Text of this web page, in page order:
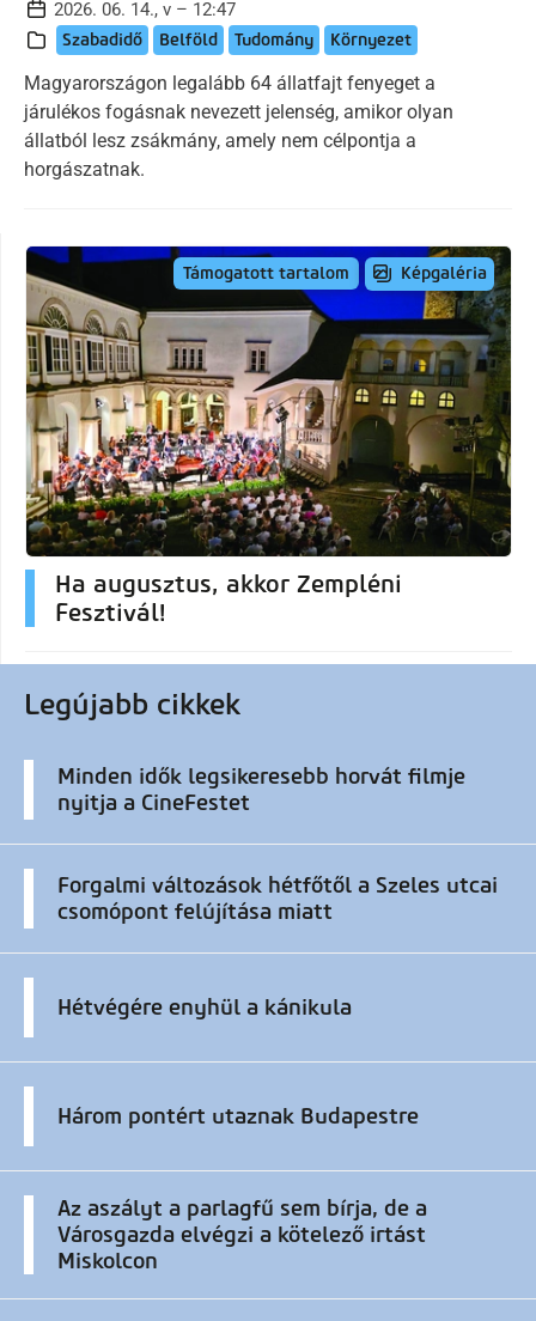
2026. 06. 14., v – 12:47
Szabadidő Belföld Tudomány Környezet
Magyarországon legalább 64 állatfajt fenyeget a
járulékos fogásnak nevezett jelenség, amikor olyan
állatból lesz zsákmány, amely nem célpontja a
horgászatnak.
Támogatott tartalom Képgaléria
Ha augusztus, akkor Zempléni
Fesztivál!
Legújabb cikkek
Minden idők legsikeresebb horvát filmje
nyitja a CineFestet
Forgalmi változások hétfőtől a Szeles utcai
csomópont felújítása miatt
Hétvégére enyhül a kánikula
Három pontért utaznak Budapestre
Az aszályt a parlagfű sem bírja, de a
Városgazda elvégzi a kötelező irtást
Miskolcon